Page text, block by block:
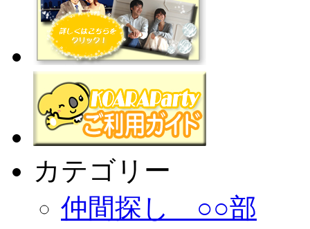
カテゴリー
仲間探し ○○部